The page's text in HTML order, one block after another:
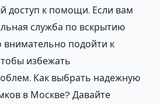
доступ к помощи. Если вам
служба по вскрытию
подойти к
избежать
Как выбрать надежную
в Москве? Давайте